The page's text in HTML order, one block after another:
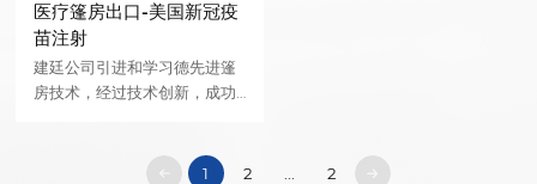
医疗篷房出口-美国新冠疫
苗注射
建廷公司引进和学习德先进篷
房技术，经过技术创新，成功
1 2 2